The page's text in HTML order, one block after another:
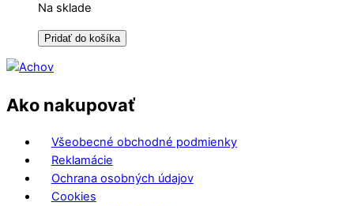
Na sklade
Pridať do košíka
Ako nakupovať
Všeobecné obchodné podmienky
Reklamácie
Ochrana osobných údajov
Cookies